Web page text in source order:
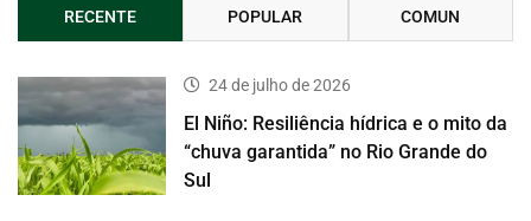
RECENTE POPULAR COMUN
24 de julho de 2026
El Niño: Resiliência hídrica e o mito da
“chuva garantida” no Rio Grande do
Sul